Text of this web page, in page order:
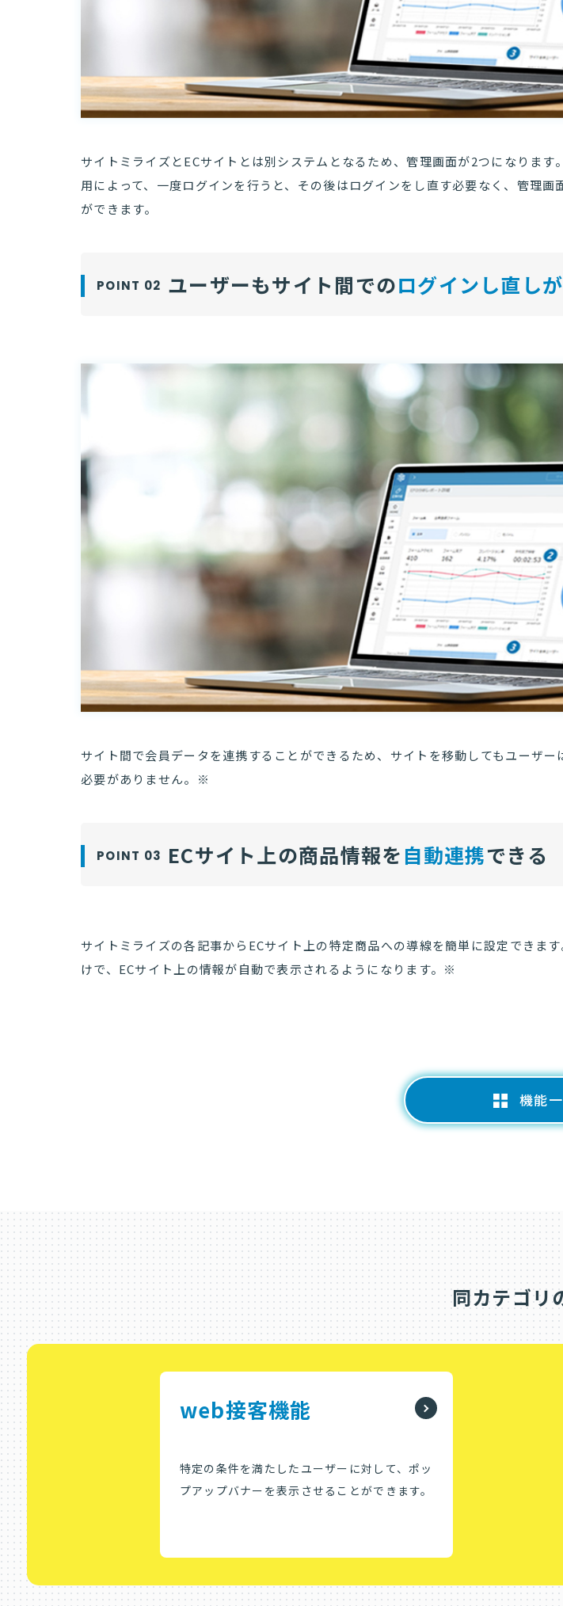
サイトミライズとECサイトとは別システムとなるため、管理画面が2つになります
用によって、一度ログインを行うと、その後はログインをし直す必要なく、管理画
ができます。
ユーザーもサイト間でのログインし直し
サイト間で会員データを連携することができるため、サイトを移動してもユーザー
必要がありません。※
ECサイト上の商品情報を自動連携できる
サイトミライズの各記事からECサイト上の特定商品への導線を簡単に設定できま
けで、ECサイト上の情報が自動で表示されるようになります。※
機能
同カテゴリ
web接客機能
特定の条件を満たしたユーザーに対して、ポッ
プアップバナーを表示させることができます。